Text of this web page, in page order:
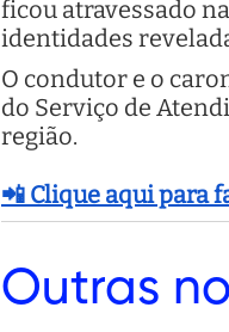
ficou atravessado
identidades
O condutor e o
do Serviço de
região.
📲 Clique aqui para
Outras